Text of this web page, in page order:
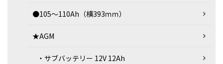
●105～110Ah（横393ｍｍ）
★AGM
・サブバッテリー 12V 12Ah